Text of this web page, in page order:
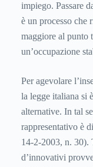
impiego. Passare
è un processo che
maggiore al punto
un’occupazione
Per agevolare
la legge italiana si
alternative. In tal
rappresentativo è
14-2-2003, n. 30).
d’innovativi